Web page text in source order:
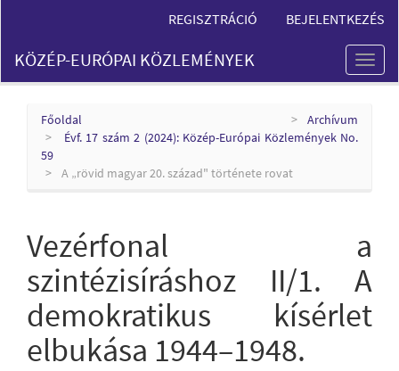
Content
Sidebar
REGISZTRÁCIÓ BEJELENTKEZÉS
Toggle
KÖZÉP-EURÓPAI KÖZLEMÉNYEK
Főoldal
Archívum
Évf. 17 szám 2 (2024): Közép-Európai Közlemények No.
59
A „rövid magyar 20. század" története rovat
Vezérfonal a
szintézisíráshoz II/1. A
demokratikus kísérlet
elbukása 1944–1948.